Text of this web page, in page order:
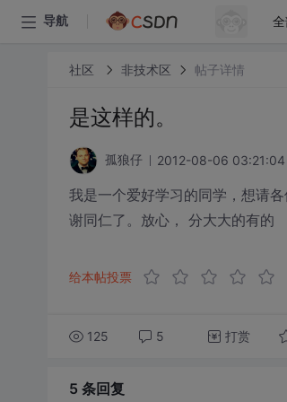
导航
社区 非技术区 帖子详情
是这样的。
孤狼仔 2012-08-06 03:21:04
我是一个爱好学习的同学，想请
谢同仁了。放心， 分大大的有的
给本帖投票
125 5 打赏
5 条回复